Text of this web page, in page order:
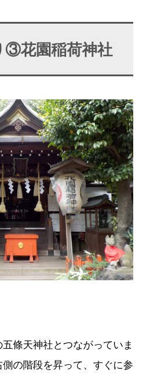
③花園稲荷神社
條天神社とつながっていま
の階段を昇って、すぐに参